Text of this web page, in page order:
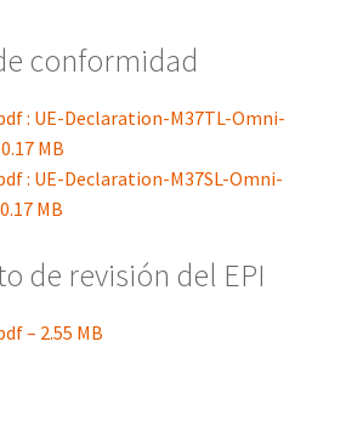
conformidad
: UE-Declaration-M37TL-Omni-
MB
: UE-Declaration-M37SL-Omni-
MB
de revisión del EPI
– 2.55 MB